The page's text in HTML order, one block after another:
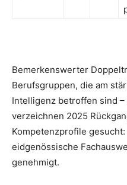
Bemerkenswerter
Berufsgruppen, die am
Intelligenz betroffen sind –
verzeichnen 2025
Kompetenzprofile
eidgenössische
genehmigt.